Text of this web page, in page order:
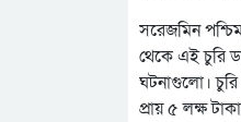
সরেজমিন
থেকে এই চুরি
ঘটনাগুলো। চুরি
প্রায় ৫ লক্ষ